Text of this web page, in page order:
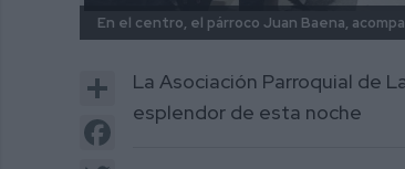
En el centro, el párroco Juan Baena,
Share
Facebook
La Asociación Parroquial de
esplendor de esta noche